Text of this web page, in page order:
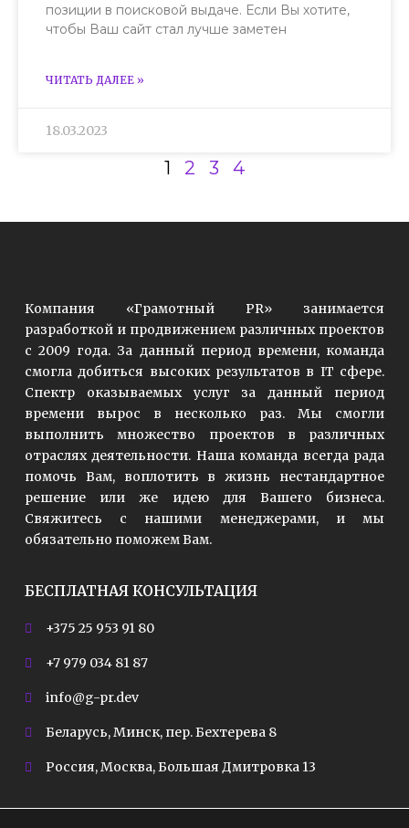
позиции в поисковой выдаче. Если Вы хотите,
чтобы Ваш сайт стал лучше заметен
ЧИТАТЬ ДАЛЕЕ »
18.03.2023
1 2 3 4
Компания «Грамотный PR» занимается
разработкой и продвижением различных проектов
с 2009 года. За данный период времени, команда
смогла добиться высоких результатов в IT сфере.
Спектр оказываемых услуг за данный период
времени вырос в несколько раз. Мы смогли
выполнить множество проектов в различных
отраслях деятельности. Наша команда всегда рада
помочь Вам, воплотить в жизнь нестандартное
решение или же идею для Вашего бизнеса.
Свяжитесь с нашими менеджерами, и мы
обязательно поможем Вам.
БЕСПЛАТНАЯ КОНСУЛЬТАЦИЯ
+375 25 953 91 80
+7 979 034 81 87
info@g-pr.dev
Беларусь, Минск, пер. Бехтерева 8
Россия, Москва, Большая Дмитровка 13